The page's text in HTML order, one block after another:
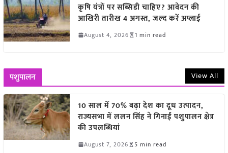
कृषि यंत्रों पर सब्सिडी चाहिए? आवेदन की
आखिरी तारीख 4 अगस्त, जल्द करें अप्लाई
August 4, 2026 1 min read
पशुपालन View All
10 साल में 70% बढ़ा देश का दूध उत्पादन,
राज्यसभा में ललन सिंह ने गिनाईं पशुपालन क्षेत्र
की उपलब्धियां
August 7, 2026 5 min read